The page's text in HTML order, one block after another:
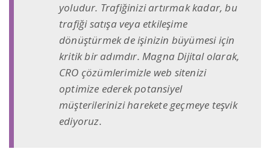
yoludur. Trafiğinizi artırmak kadar, bu
trafiği satışa veya etkileşime
dönüştürmek de işinizin büyümesi için
kritik bir adımdır. Magna Dijital olarak,
CRO çözümlerimizle web sitenizi
optimize ederek potansiyel
müşterilerinizi harekete geçmeye teşvik
ediyoruz.